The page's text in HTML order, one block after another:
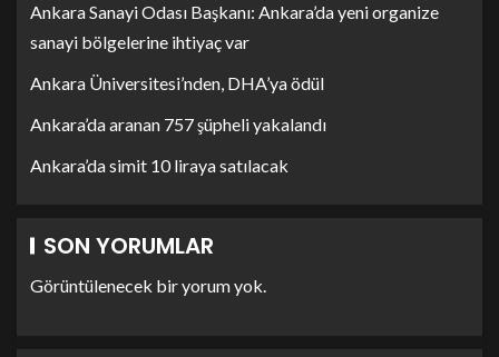
Ankara Sanayi Odası Başkanı: Ankara’da yeni organize
sanayi bölgelerine ihtiyaç var
Ankara Üniversitesi’nden, DHA’ya ödül
Ankara’da aranan 757 şüpheli yakalandı
Ankara’da simit 10 liraya satılacak
SON YORUMLAR
Görüntülenecek bir yorum yok.